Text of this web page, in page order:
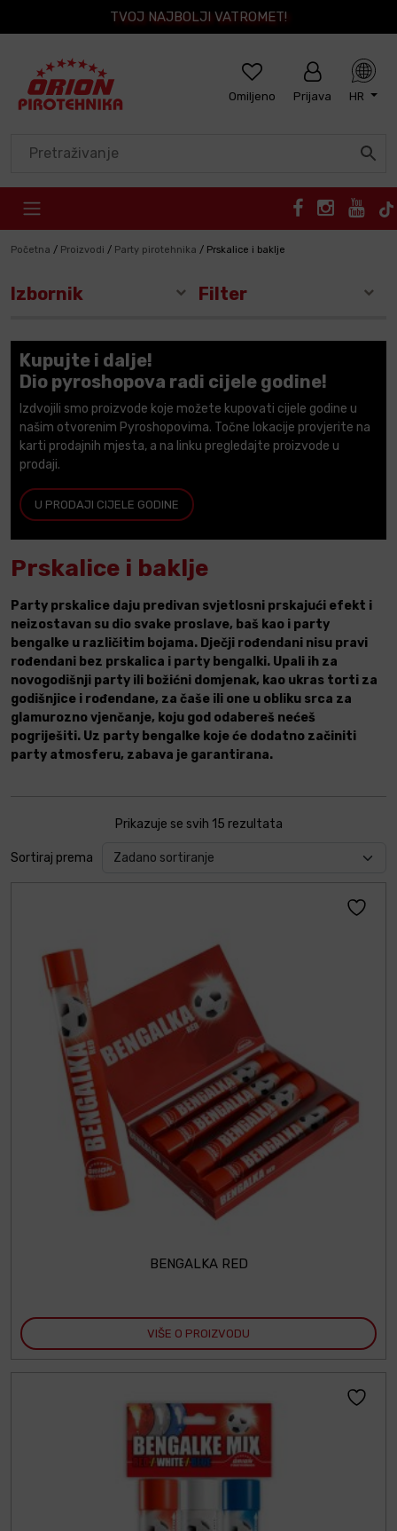
TVOJ NAJBOLJI VATROMET!
Omiljeno Prijava HR
Početna / Proizvodi / Party pirotehnika / Prskalice i baklje
Izbornik Filter
Kupujte i dalje!
Dio pyroshopova radi cijele godine!
Izdvojili smo proizvode koje možete kupovati cijele godine u
našim otvorenim Pyroshopovima. Točne lokacije provjerite na
karti prodajnih mjesta, a na linku pregledajte proizvode u
prodaji.
U PRODAJI CIJELE GODINE
Prskalice i baklje
Party prskalice daju predivan svjetlosni prskajući efekt i
neizostavan su dio svake proslave, baš kao i party
bengalke u različitim bojama. Dječji rođendani nisu pravi
rođendani bez prskalica i party bengalki. Upali ih za
novogodišnji party ili božićni domjenak, kao ukras torti za
godišnjice i rođendane, za čaše ili one u obliku srca za
glamurozno vjenčanje, koju god odabereš nećeš
pogriješiti. Uz party bengalke koje će dodatno začiniti
party atmosferu, zabava je garantirana.
Prikazuje se svih 15 rezultata
Sortiraj prema
BENGALKA RED
VIŠE O PROIZVODU